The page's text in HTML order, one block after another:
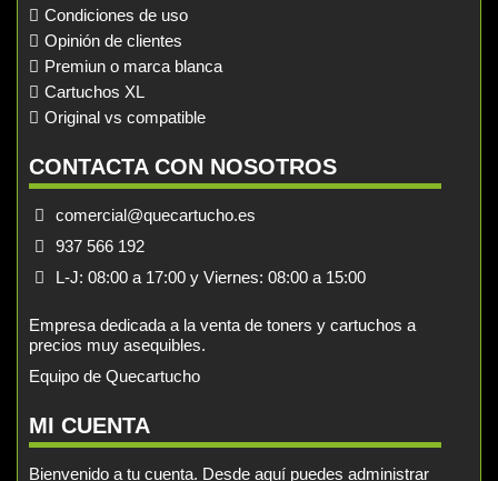
Condiciones de uso
Opinión de clientes
Premiun o marca blanca
Cartuchos XL
Original vs compatible
CONTACTA CON NOSOTROS
comercial@quecartucho.es
937 566 192
L-J: 08:00 a 17:00 y Viernes: 08:00 a 15:00
Empresa dedicada a la venta de toners y cartuchos a
precios muy asequibles.
Equipo de Quecartucho
MI CUENTA
Bienvenido a tu cuenta. Desde aquí puedes administrar